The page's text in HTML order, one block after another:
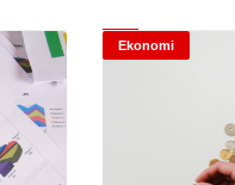
Ekonomi